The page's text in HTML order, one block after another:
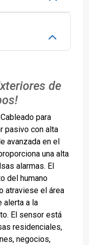
de
para
pasivo con alta
avanzada en el
una alta
alarmas. El
del humano
atraviese el área
alerta a la
El sensor está
residenciales,
negocios,